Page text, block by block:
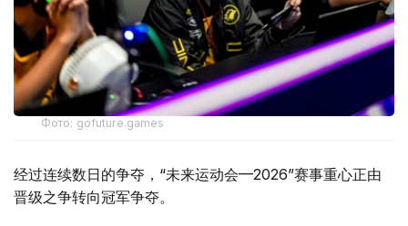
Фото: gofuture.games
经过连续数日的争夺，“未来运动会—2026”赛事重心正由
晋级之争转向冠军争夺。